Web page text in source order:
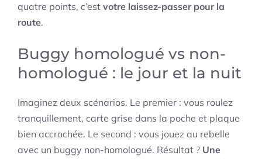
quatre points, c’est votre laissez-passer pour la
route.
Buggy homologué vs non-
homologué : le jour et la nuit
Imaginez deux scénarios. Le premier : vous roulez
tranquillement, carte grise dans la poche et plaque
bien accrochée. Le second : vous jouez au rebelle
avec un buggy non-homologué. Résultat ? Une